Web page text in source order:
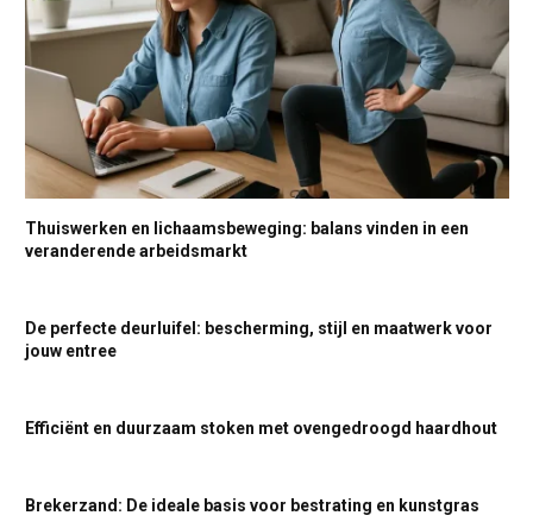
Thuiswerken en lichaamsbeweging: balans vinden in een
veranderende arbeidsmarkt
De perfecte deurluifel: bescherming, stijl en maatwerk voor
jouw entree
Efficiënt en duurzaam stoken met ovengedroogd haardhout
Brekerzand: De ideale basis voor bestrating en kunstgras